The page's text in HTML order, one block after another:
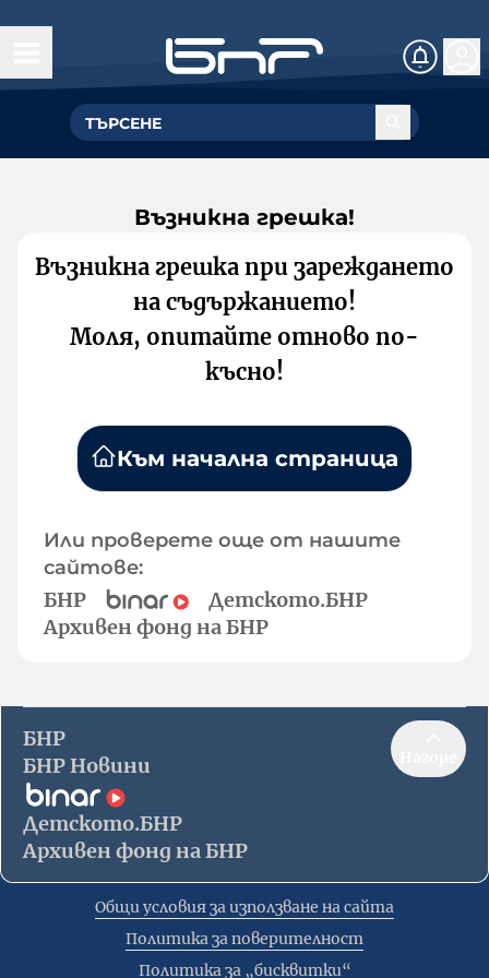
Възникна грешка!
Възникна грешка при зареждането
на съдържанието!
Моля, опитайте отново по-
късно!
Към начална страница
Или проверете още от нашите
сайтове:
БНР
Детското.БНР
Архивен фонд на БНР
БНР
БНР Новини
Детското.БНР
Архивен фонд на БНР
Общи условия за използване на сайта
Политика за поверителност
Политика за „бисквитки“